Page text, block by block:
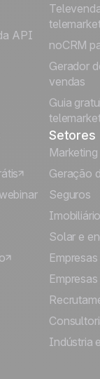
API
noCRM
Gerador
vendas
Guia
Setores
Marketing
Geração
Seguros
Imobiliário
Solar e
Indústria